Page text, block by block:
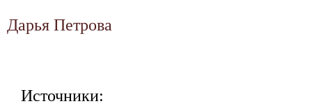
Дарья Петрова
Источники: